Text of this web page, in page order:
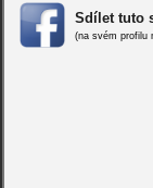
Sdílet tuto
(na svém profilu